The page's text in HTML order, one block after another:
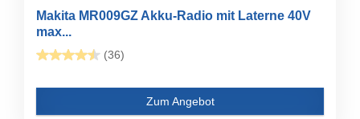
Makita MR009GZ Akku-Radio mit Laterne 40V
max...
(36)
Zum Angebot